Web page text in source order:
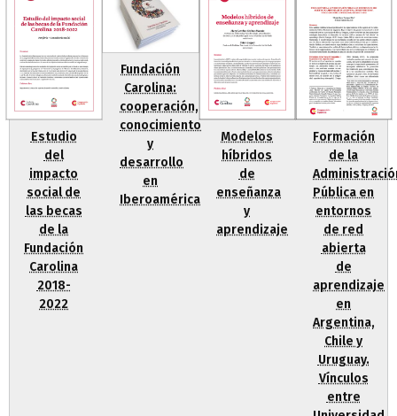
Estudio
del
impacto
social de
las becas
de la
Fundación
Carolina
2018-
2022
Fundación
Carolina:
cooperación,
conocimiento
y
desarrollo
en
Iberoamérica
Modelos
híbridos
de
enseñanza
y
aprendizaje
Formación
de la
Pública en
entornos
de red
abierta
de
aprendizaje
en
Argentina,
Chile y
Uruguay.
Vínculos
entre